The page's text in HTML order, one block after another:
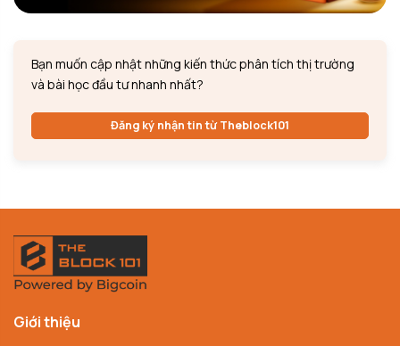
Bạn muốn cập nhật những kiến thức phân tích thị trường
và bài học đầu tư nhanh nhất?
Đăng ký nhận tin từ Theblock101
Giới thiệu